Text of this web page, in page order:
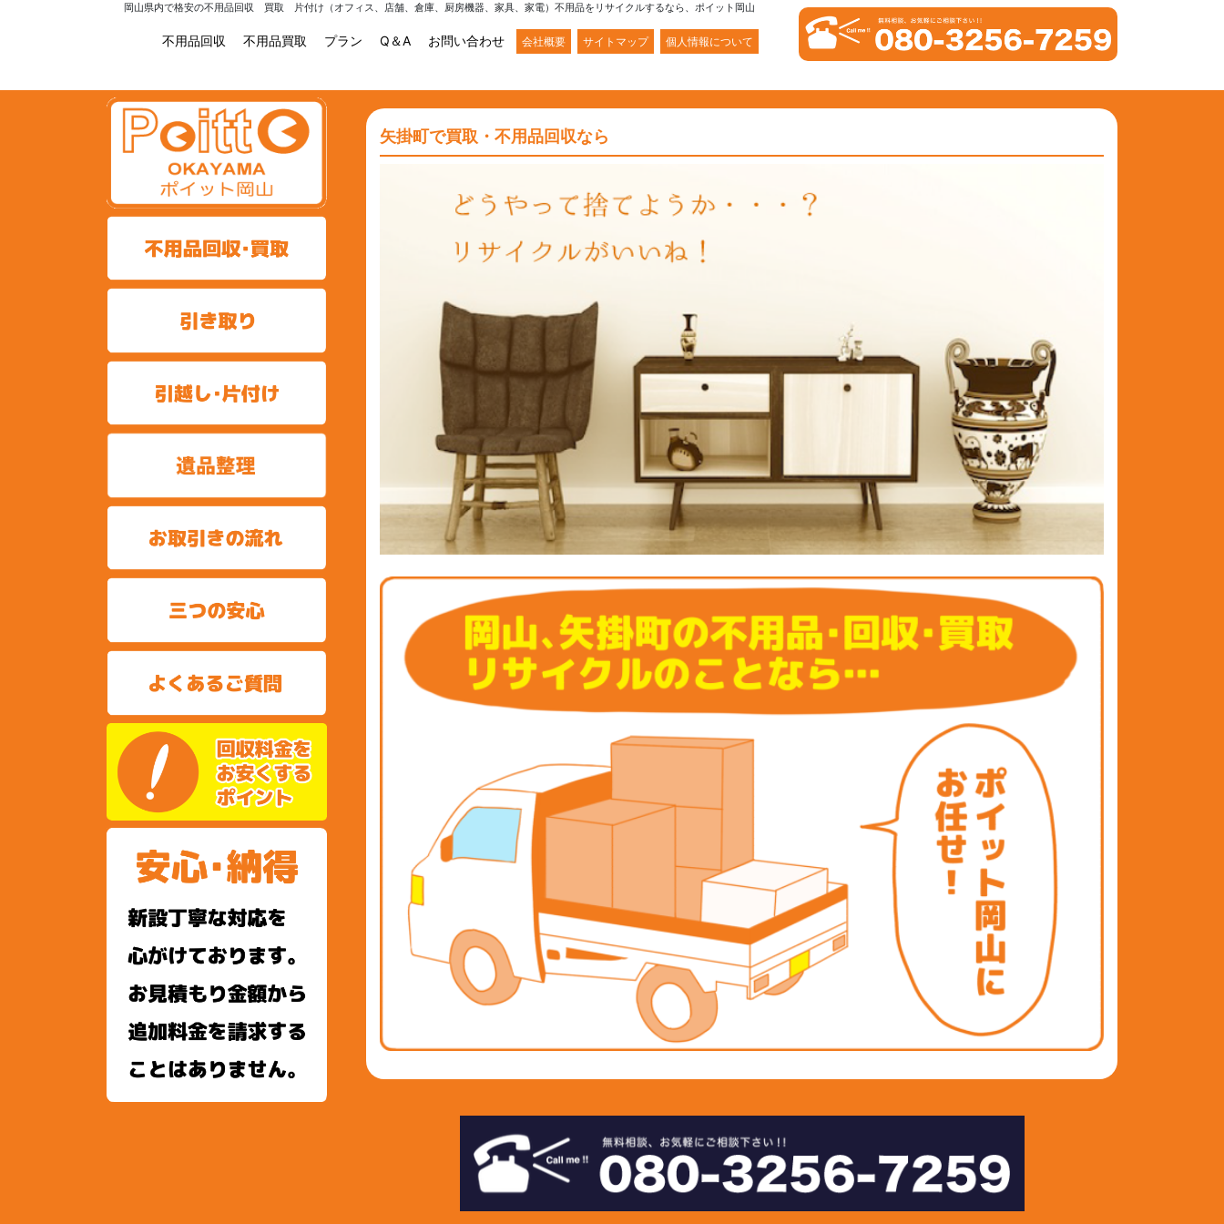
岡山県内で格安の不用品回収 買取 片付け（オフィス、店舗、倉庫、厨房機器、家具、家電）不用品をリサイクルするなら、ポイット岡山
不用品回収 不用品買取 プラン Q＆A お問い合わせ 会社概要 サイトマップ 個人情報について
矢掛町で買取・不用品回収なら